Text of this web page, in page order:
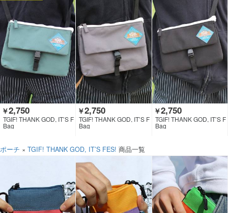
￥2,750
TGIF! THANK GOD, IT’S F
ES!
Bag
￥2,750
TGIF! THANK GOD, IT’S F
ES!
Bag
￥2,750
TGIF! THANK GOD, IT’S F
ES!
Bag
ポーチ × TGIF! THANK GOD, IT’S FES! 商品一覧